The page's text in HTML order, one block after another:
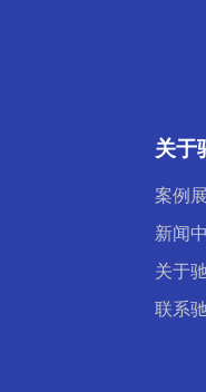
关于
案例
新闻
关于
联系